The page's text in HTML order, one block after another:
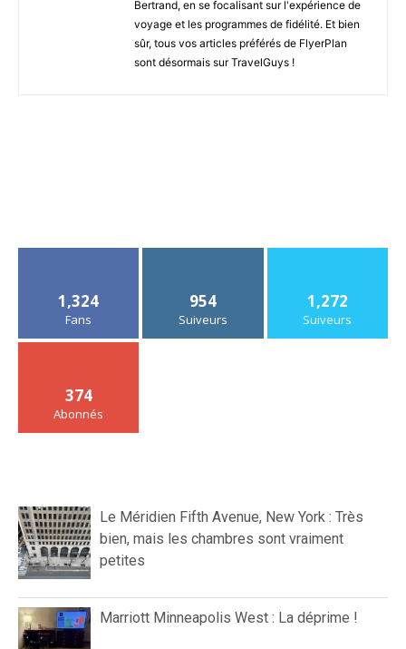
Bertrand, en se focalisant sur l'expérience de
voyage et les programmes de fidélité. Et bien
sûr, tous vos articles préférés de FlyerPlan
sont désormais sur TravelGuys !
1,324
Fans
954
Suiveurs
1,272
Suiveurs
374
Abonnés
Le Méridien Fifth Avenue, New York : Très
bien, mais les chambres sont vraiment
petites
Marriott Minneapolis West : La déprime !